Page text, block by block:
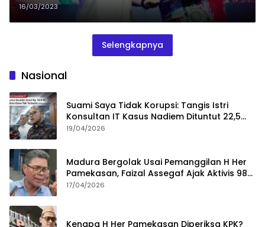
Raih UHC Award 2023
16/03/2023
Selengkapnya
Nasional
Suami Saya Tidak Korupsi: Tangis Istri
Konsultan IT Kasus Nadiem Dituntut 22,5
Tahun
19/04/2026
Madura Bergolak Usai Pemanggilan H Her
Pamekasan, Faizal Assegaf Ajak Aktivis 98
Bongkar Permainan KPK
17/04/2026
Kenapa H Her Pamekasan Diperiksa KPK?